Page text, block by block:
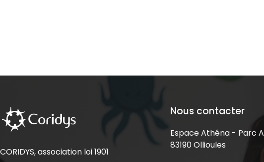
CORIDYS, association loi 1901
Nous contacter
Espace Athéna - Parc
83190 Ollioules